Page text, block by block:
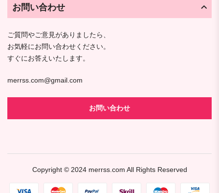
お問い合わせ
ご質問やご意見がありましたら、
お気軽にお問い合わせください。
すぐにお答えいたします。
merrss.com@gmail.com
お問い合わせ
Copyright © 2024 merrss.com All Rights Reserved